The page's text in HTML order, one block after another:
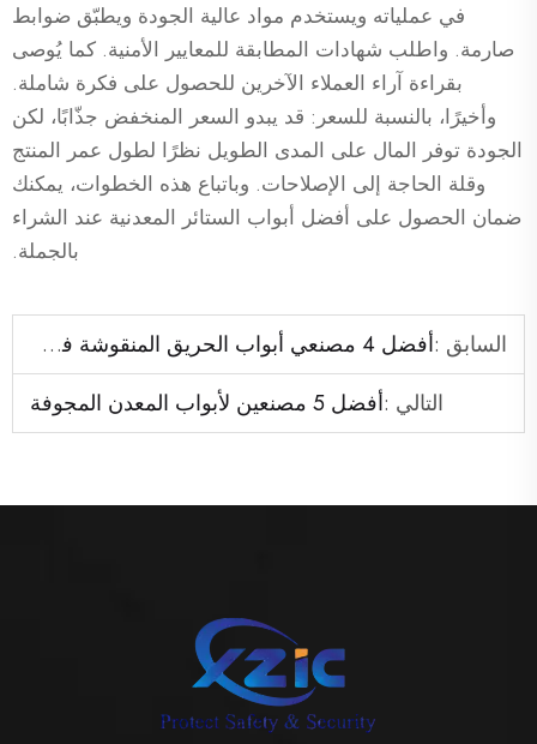
في عملياته ويستخدم مواد عالية الجودة ويطبّق ضوابط
صارمة. واطلب شهادات المطابقة للمعايير الأمنية. كما يُوصى
بقراءة آراء العملاء الآخرين للحصول على فكرة شاملة.
وأخيرًا، بالنسبة للسعر: قد يبدو السعر المنخفض جذّابًا، لكن
الجودة توفر المال على المدى الطويل نظرًا لطول عمر المنتج
وقلة الحاجة إلى الإصلاحات. وباتباع هذه الخطوات، يمكنك
ضمان الحصول على أفضل أبواب الستائر المعدنية عند الشراء
بالجملة.
السابق :أفضل 4 مصنعي أبواب الحريق المنقوشة في أستراليا
التالي :أفضل 5 مصنعين لأبواب المعدن المجوفة